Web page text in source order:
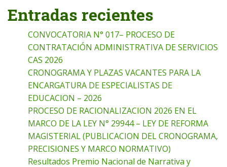
Entradas recientes
CONVOCATORIA N° 017– PROCESO DE
CONTRATACIÓN ADMINISTRATIVA DE SERVICIOS
CAS 2026
CRONOGRAMA Y PLAZAS VACANTES PARA LA
ENCARGATURA DE ESPECIALISTAS DE
EDUCACION – 2026
PROCESO DE RACIONALIZACION 2026 EN EL
MARCO DE LA LEY N° 29944 – LEY DE REFORMA
MAGISTERIAL (PUBLICACION DEL CRONOGRAMA,
PRECISIONES Y MARCO NORMATIVO)
Resultados Premio Nacional de Narrativa y